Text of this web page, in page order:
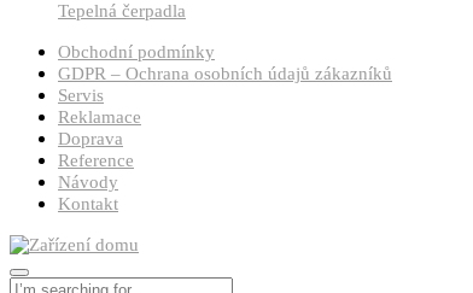
Tepelná čerpadla
Obchodní podmínky
GDPR – Ochrana osobních údajů zákazníků
Servis
Reklamace
Doprava
Reference
Návody
Kontakt